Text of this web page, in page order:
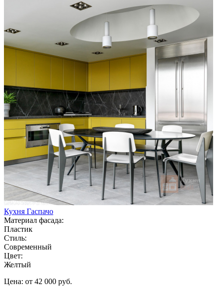
Кухня Гаспачо
Материал фасада:
Пластик
Стиль:
Современный
Цвет:
Желтый
Цена: от 42 000 руб.